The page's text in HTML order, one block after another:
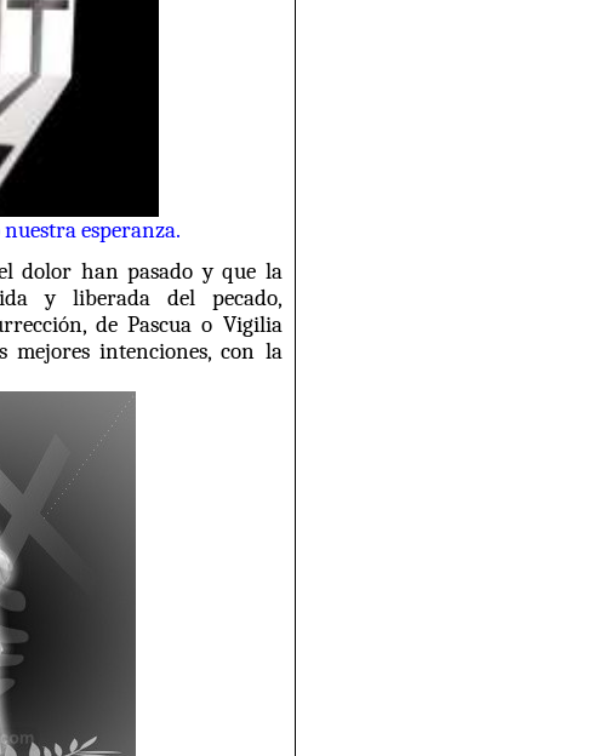
esperanza.
dolor han pasado y que la
y liberada del pecado,
de Pascua o Vigilia
mejores intenciones, con la